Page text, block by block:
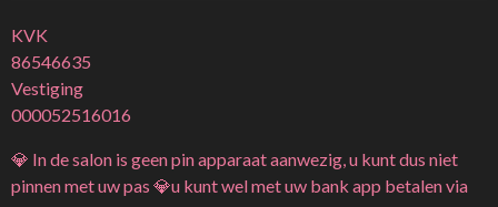
KVK
86546635
Vestiging
000052516016
💎 In de salon is geen pin apparaat aanwezig, u kunt dus niet
pinnen met uw pas 💎u kunt wel met uw bank app betalen via